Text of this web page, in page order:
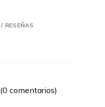
RESEÑAS
(0 comentarios)